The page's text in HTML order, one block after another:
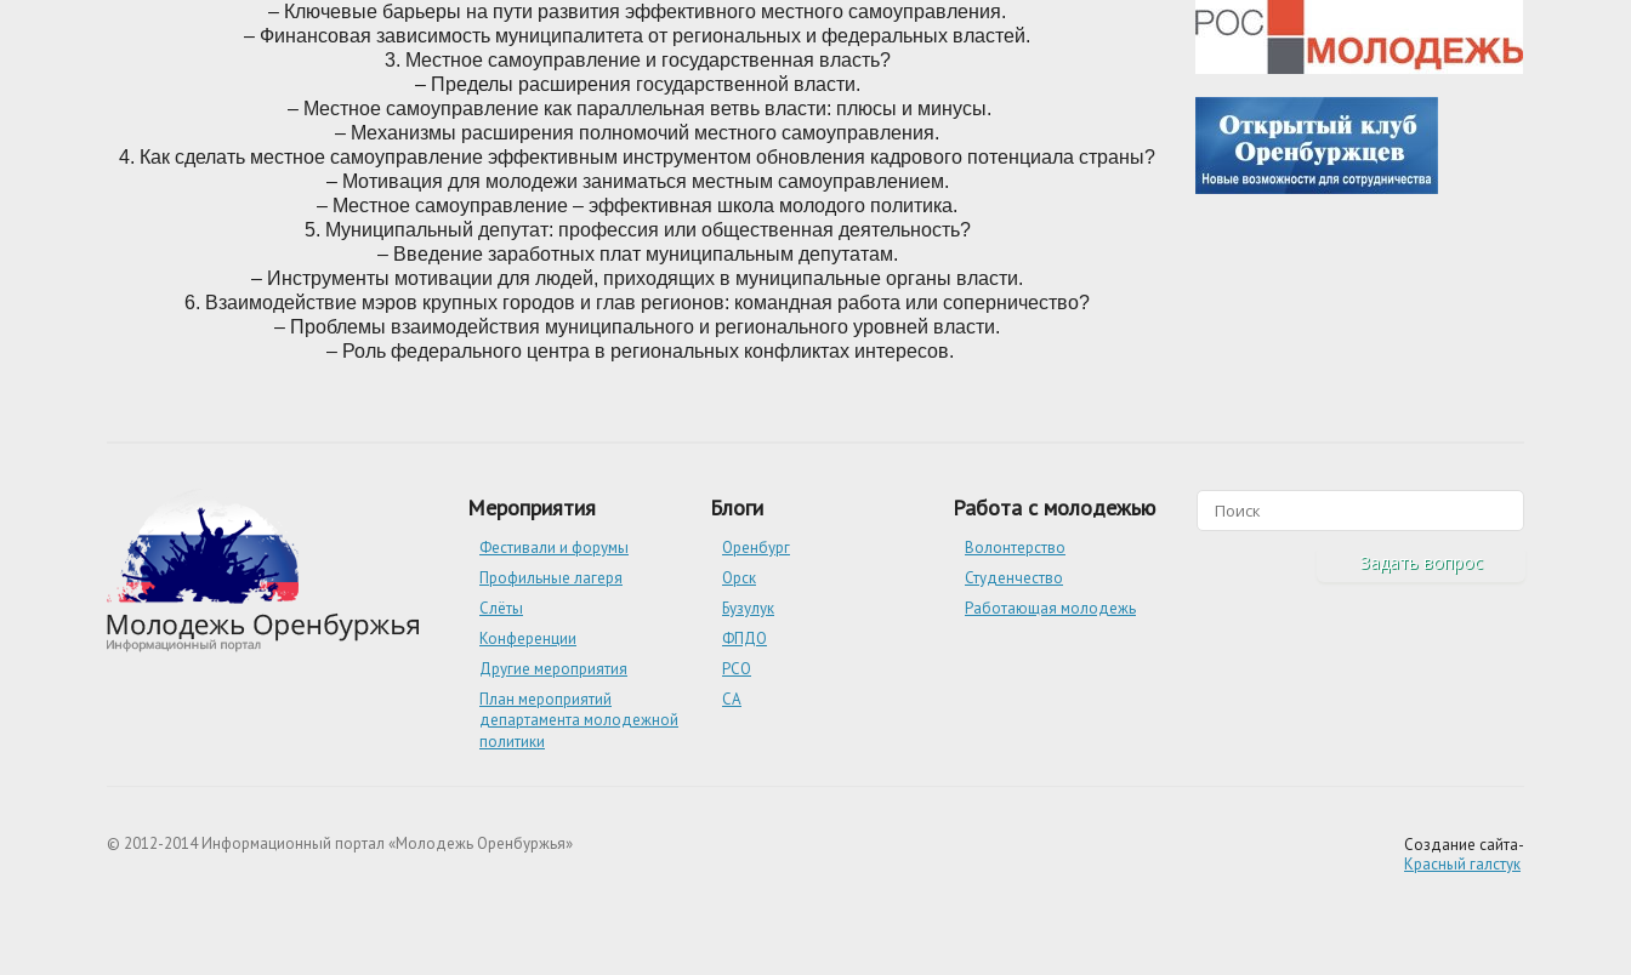
– Ключевые барьеры на пути развития эффективного местного самоуправления.
– Финансовая зависимость муниципалитета от региональных и федеральных властей.
3. Местное самоуправление и государственная власть?
– Пределы расширения государственной власти.
– Местное самоуправление как параллельная ветвь власти: плюсы и минусы.
– Механизмы расширения полномочий местного самоуправления.
4. Как сделать местное самоуправление эффективным инструментом обновления кадрового потенциала страны?
– Мотивация для молодежи заниматься местным самоуправлением.
– Местное самоуправление – эффективная школа молодого политика.
5. Муниципальный депутат: профессия или общественная деятельность?
– Введение заработных плат муниципальным депутатам.
– Инструменты мотивации для людей, приходящих в муниципальные органы власти.
6. Взаимодействие мэров крупных городов и глав регионов: командная работа или соперничество?
– Проблемы взаимодействия муниципального и регионального уровней власти.
– Роль федерального центра в региональных конфликтах интересов.
Мероприятия
Фестивали и форумы
Профильные лагеря
Слёты
Конференции
Другие мероприятия
План мероприятий
департамента молодежной
политики
Блоги
Оренбург
Орск
Бузулук
ФПДО
РСО
СА
Работа с молодежью
Волонтерство
Студенчество
Работающая молодежь
Задать вопрос
© 2012-2014 Информационный портал «Молодежь Оренбуржья»
Создание сайта-
Красный галстук